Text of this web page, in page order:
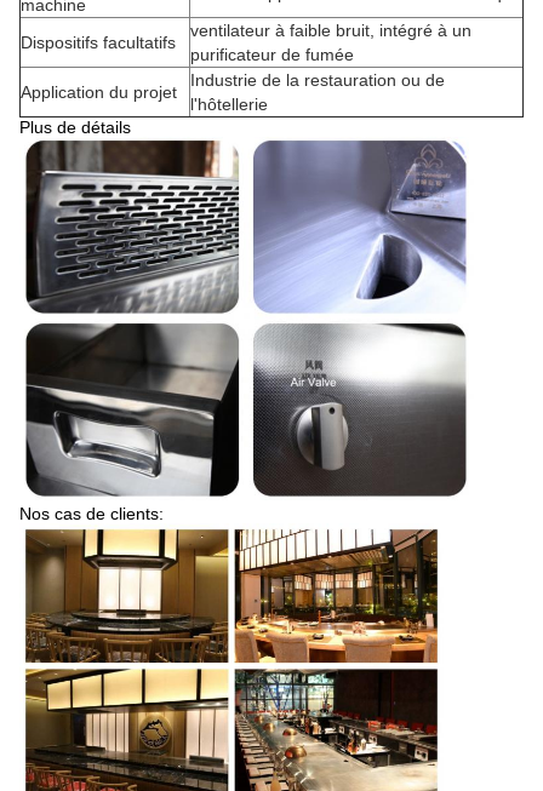
machine
Dispositifs facultatifs
ventilateur à faible bruit, intégré à un
purificateur de fumée
Application du projet
Industrie de la restauration ou de
l'hôtellerie
Plus de détails
Nos cas de clients: